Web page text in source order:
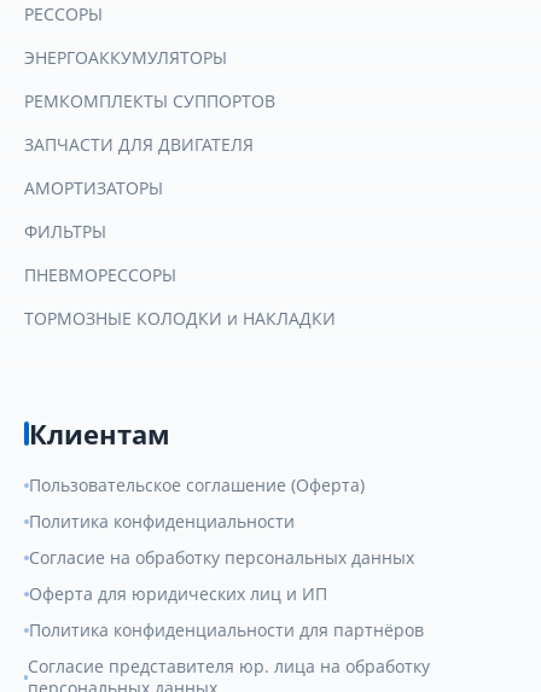
РЕССОРЫ
ЭНЕРГОАККУМУЛЯТОРЫ
РЕМКОМПЛЕКТЫ СУППОРТОВ
ЗАПЧАСТИ ДЛЯ ДВИГАТЕЛЯ
АМОРТИЗАТОРЫ
ФИЛЬТРЫ
ПНЕВМОРЕССОРЫ
ТОРМОЗНЫЕ КОЛОДКИ и НАКЛАДКИ
Клиентам
Пользовательское соглашение (Оферта)
Политика конфиденциальности
Согласие на обработку персональных данных
Оферта для юридических лиц и ИП
Политика конфиденциальности для партнёров
Согласие представителя юр. лица на обработку